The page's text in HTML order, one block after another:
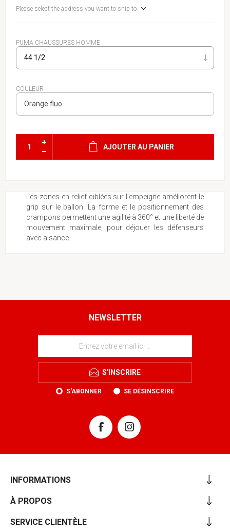
Please select the address you want to ship to
PUMA CHAUSSURES HOMME
COULEUR
AJOUTER AU PANIER
Les zones en relief ciblées sur l’empeigne améliorent le
grip sur le ballon. La forme et le positionnement des
crampons permettent une agilité à 360° et une liberté de
mouvement maximale, pour déjouer les défenseurs
avec aisance.
NEWSLETTER
S'INSCRIRE
S'ABONNER SE DÉSINSCRIRE
INFORMATIONS
À PROPOS
SERVICE CLIENTÈLE